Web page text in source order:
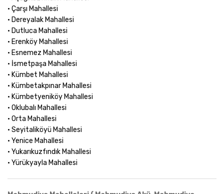
• Çarşı Mahallesi
• Dereyalak Mahallesi
• Dutluca Mahallesi
• Erenköy Mahallesi
• Esnemez Mahallesi
• İsmetpaşa Mahallesi
• Kümbet Mahallesi
• Kümbetakpınar Mahallesi
• Kümbetyeniköy Mahallesi
• Oklubalı Mahallesi
• Orta Mahallesi
• Seyitaliköyü Mahallesi
• Yenice Mahallesi
• Yukarıkuzfındık Mahallesi
• Yürükyayla Mahallesi